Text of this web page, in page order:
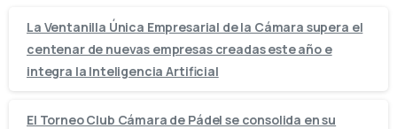
La Ventanilla Única Empresarial de la Cámara supera el
centenar de nuevas empresas creadas este año e
integra la Inteligencia Artificial
El Torneo Club Cámara de Pádel se consolida en su